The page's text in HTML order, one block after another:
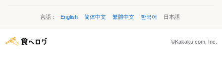
言語： English 简体中文 繁體中文 한국어 日本語
©Kakaku.com, Inc.